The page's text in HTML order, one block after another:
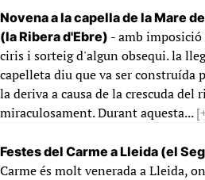
Novena a la capella de la Mare
(la Ribera d'Ebre) - amb imposició
ciris i sorteig d'algun obsequi. la
capelleta diu que va ser construída
la deriva a causa de la crescuda del
miraculosament. Durant aquesta...
Festes del Carme a Lleida (el
Carme és molt venerada a Lleida,